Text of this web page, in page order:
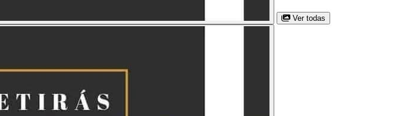
Ver todas